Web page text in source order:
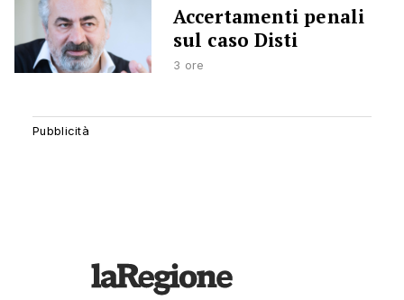
Accertamenti penali
sul caso Disti
3 ore